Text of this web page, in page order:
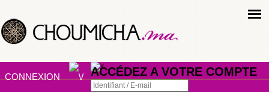
CONNEXION ACCÉDEZ A VOTRE COMPTE